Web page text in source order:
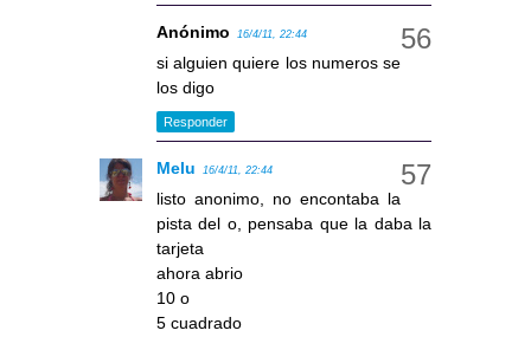
Anónimo 16/4/11, 22:44
si alguien quiere los numeros se
los digo
Responder
Melu 16/4/11, 22:44
listo anonimo, no encontaba la
pista del o, pensaba que la daba la
tarjeta
ahora abrio
10 o
5 cuadrado